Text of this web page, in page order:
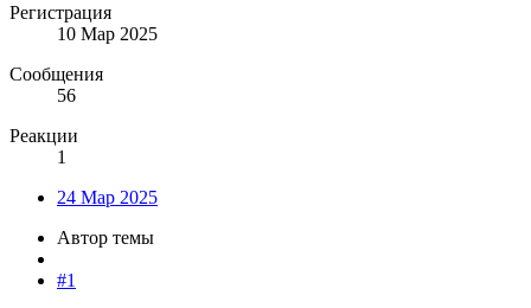
Регистрация
10 Мар 2025
Сообщения
56
Реакции
1
24 Мар 2025
Автор темы
#1